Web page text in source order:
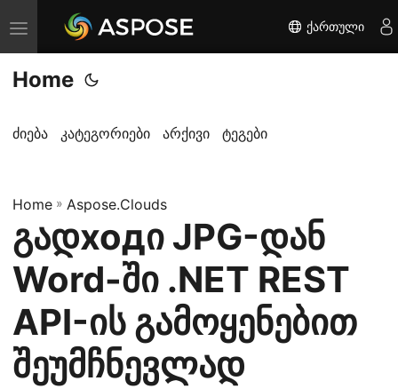
T
o
g
l
a
v
i
g
t
i
o
ქართული
Home
ძიება კატეგორიები არქივი ტეგები
Home » Aspose.Clouds
გადходი JPG-დან
Word-ში .NET REST
API-ის გამოყენებით
შეუმჩნევლად